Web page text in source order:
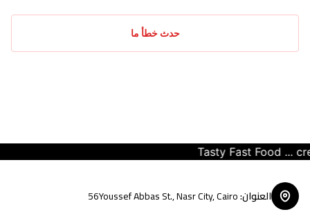
حدث خطأ ما
Tasty Fast Food ... create
العنوان:
56Youssef Abbas St., Nasr City, Cairo